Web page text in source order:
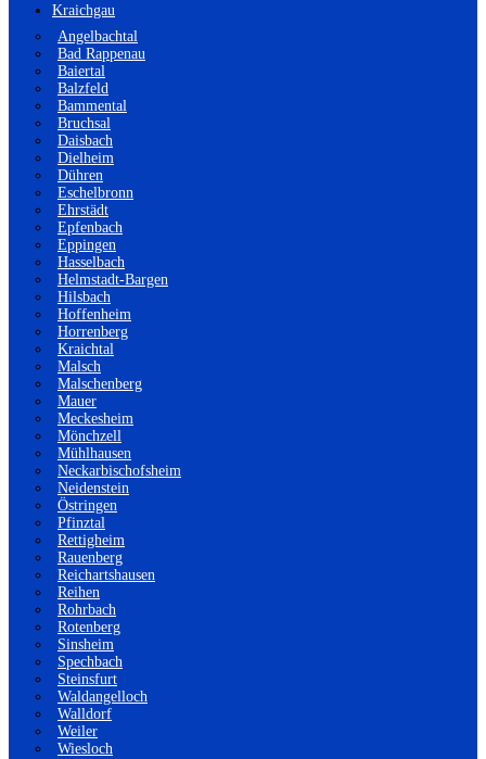
Kraichgau
Angelbachtal
Bad Rappenau
Baiertal
Balzfeld
Bammental
Bruchsal
Daisbach
Dielheim
Dühren
Eschelbronn
Ehrstädt
Epfenbach
Eppingen
Hasselbach
Helmstadt-Bargen
Hilsbach
Hoffenheim
Horrenberg
Kraichtal
Malsch
Malschenberg
Mauer
Meckesheim
Mönchzell
Mühlhausen
Neckarbischofsheim
Neidenstein
Östringen
Pfinztal
Rettigheim
Rauenberg
Reichartshausen
Reihen
Rohrbach
Rotenberg
Sinsheim
Spechbach
Steinsfurt
Waldangelloch
Walldorf
Weiler
Wiesloch